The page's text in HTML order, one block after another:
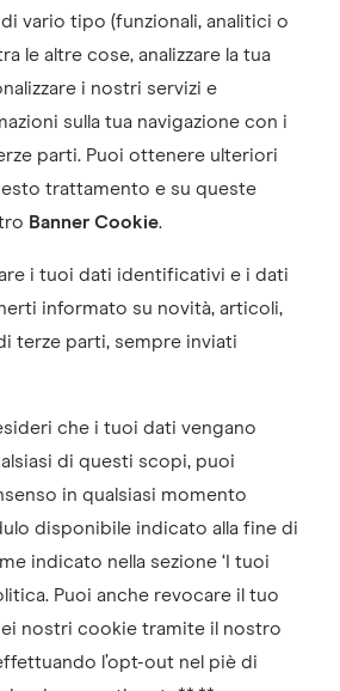
vario tipo (funzionali, analitici o
le altre cose, analizzare la tua
i nostri servizi e
sulla tua navigazione con i
parti. Puoi ottenere ulteriori
trattamento e su queste
Banner Cookie.
i tuoi dati identificativi e i dati
informato su novità, articoli,
terze parti, sempre inviati
che i tuoi dati vengano
di questi scopi, puoi
in qualsiasi momento
disponibile indicato alla fine di
indicato nella sezione ‘I tuoi
Puoi anche revocare il tuo
nostri cookie tramite il nostro
l’opt-out nel piè di